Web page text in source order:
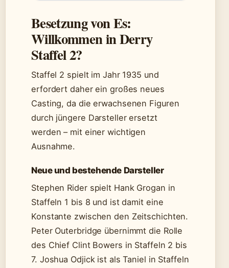
Besetzung von Es:
Willkommen in Derry
Staffel 2?
Staffel 2 spielt im Jahr 1935 und
erfordert daher ein großes neues
Casting, da die erwachsenen Figuren
durch jüngere Darsteller ersetzt
werden – mit einer wichtigen
Ausnahme.
Neue und bestehende Darsteller
Stephen Rider spielt Hank Grogan in
Staffeln 1 bis 8 und ist damit eine
Konstante zwischen den Zeitschichten.
Peter Outerbridge übernimmt die Rolle
des Chief Clint Bowers in Staffeln 2 bis
7. Joshua Odjick ist als Taniel in Staffeln